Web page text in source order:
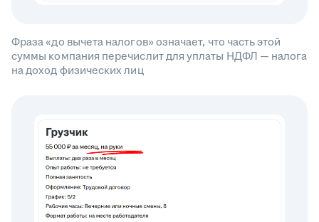
Фраза «до вычета налогов» означает, что часть этой
суммы компания перечислит для уплаты НДФЛ — налога
на доход физических лиц